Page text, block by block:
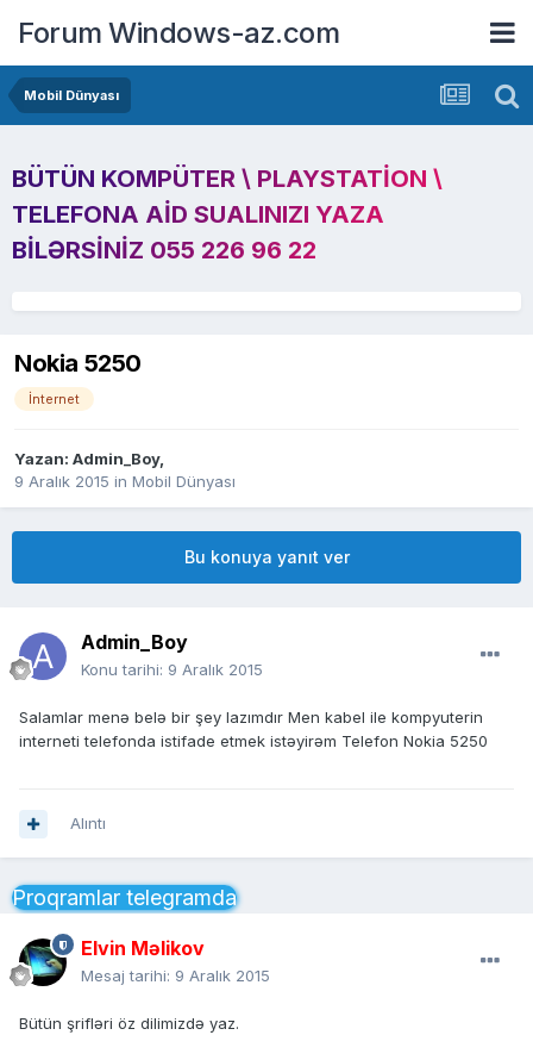
Forum Windows-az.com
Mobil Dünyası
BÜTÜN KOMPÜTER \ PLAYSTATION \
TELEFONA AID SUALINIZI YAZA
BILƏRSINIZ 055 226 96 22
Nokia 5250
İnternet
Yazan: Admin_Boy,
9 Aralık 2015 in Mobil Dünyası
Bu konuya yanıt ver
Admin_Boy
Konu tarihi: 9 Aralık 2015
Salamlar menə belə bir şey lazımdır Men kabel ile kompyuterin
interneti telefonda istifade etmek istəyirəm Telefon Nokia 5250
Alıntı
Proqramlar telegramda
Elvin Məlikov
Mesaj tarihi: 9 Aralık 2015
Bütün şrifləri öz dilimizdə yaz.